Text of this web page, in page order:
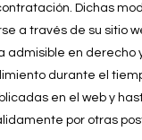
Dichas
a través de su sitio
admisible en derecho
durante el
en el web y
por otras